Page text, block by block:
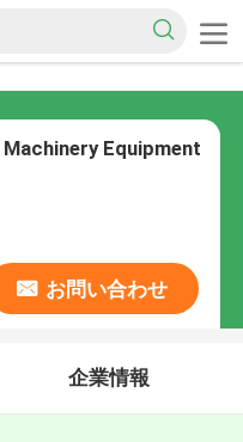
Equipment
お問い合わせ
企業情報